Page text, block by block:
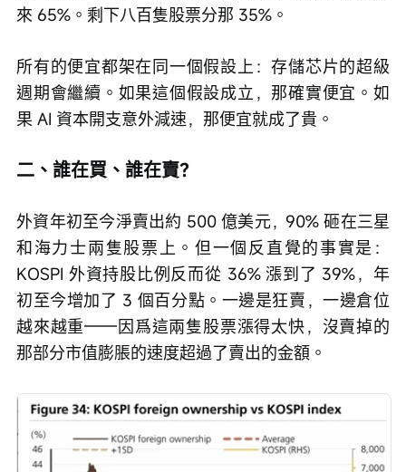
來 65%。剩下八百隻股票分那 35%。
所有的便宜都架在同一個假設上：存儲芯片的超級
週期會繼續。如果這個假設成立，那確實便宜。如
果 AI 資本開支意外減速，那便宜就成了貴。
二、誰在買、誰在賣？
外資年初至今淨賣出約 500 億美元，90% 砸在三星
和海力士兩隻股票上。但一個反直覺的事實是：
KOSPI 外資持股比例反而從 36% 漲到了 39%，年
初至今增加了 3 個百分點。一邊是狂賣，一邊倉位
越來越重——因爲這兩隻股票漲得太快，沒賣掉的
那部分市值膨脹的速度超過了賣出的金額。